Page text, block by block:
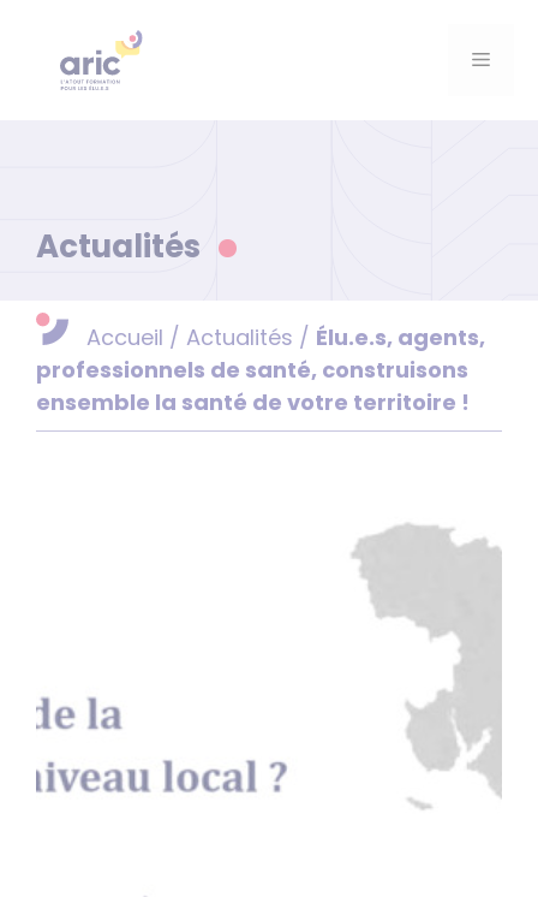
contenu
Menu
Actualités
Accueil / Actualités / Élu.e.s, agents,
professionnels de santé, construisons
ensemble la santé de votre territoire !